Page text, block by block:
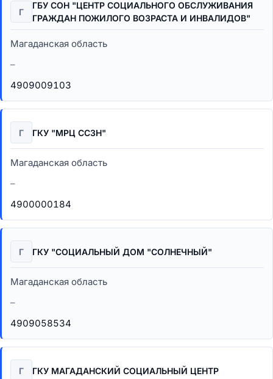
Г
ГБУ СОН "ЦЕНТР СОЦИАЛЬНОГО ОБСЛУЖИВАНИЯ
ГРАЖДАН ПОЖИЛОГО ВОЗРАСТА И ИНВАЛИДОВ"
Магаданская область
–
4909009103
Г ГКУ "МРЦ ССЗН"
Магаданская область
–
4900000184
Г ГКУ "СОЦИАЛЬНЫЙ ДОМ "СОЛНЕЧНЫЙ"
Магаданская область
–
4909058534
Г ГКУ МАГАДАНСКИЙ СОЦИАЛЬНЫЙ ЦЕНТР